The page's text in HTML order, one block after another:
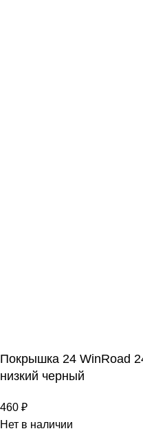
Покрышка 24 WinRoad
низкий черный
460 ₽
Нет в наличии